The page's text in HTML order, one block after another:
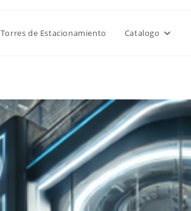
Torres de Estacionamiento Catalogo